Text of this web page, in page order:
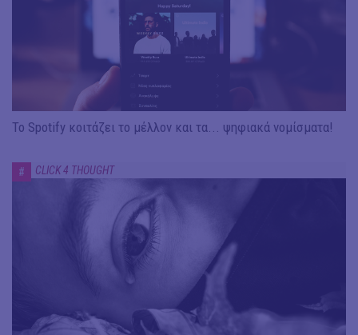
To Spotify κοιτάζει το μέλλον και τα... ψηφιακά νομίσματα!
# CLICK 4 THOUGHT